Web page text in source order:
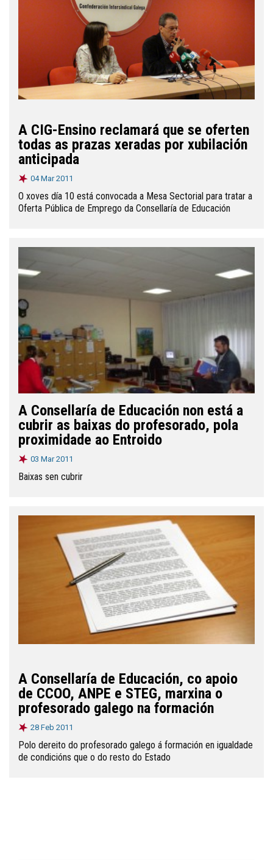
A CIG-Ensino reclamará que se oferten
todas as prazas xeradas por xubilación
anticipada
04 Mar 2011
O xoves día 10 está convocada a Mesa Sectorial para tratar a
Oferta Pública de Emprego da Consellaría de Educación
A Consellaría de Educación non está a
cubrir as baixas do profesorado, pola
proximidade ao Entroido
03 Mar 2011
Baixas sen cubrir
A Consellaría de Educación, co apoio
de CCOO, ANPE e STEG, marxina o
profesorado galego na formación
28 Feb 2011
Polo dereito do profesorado galego á formación en igualdade
de condicións que o do resto do Estado